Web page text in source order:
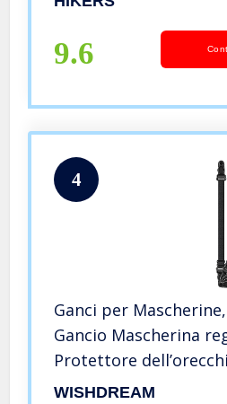
9.6
4
Ganci per Mascherine,
Gancio Mascherina
Protettore
Mascherina, Elastico
WISHDREAM